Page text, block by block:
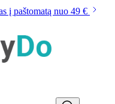
į paštomatą nuo 49 €